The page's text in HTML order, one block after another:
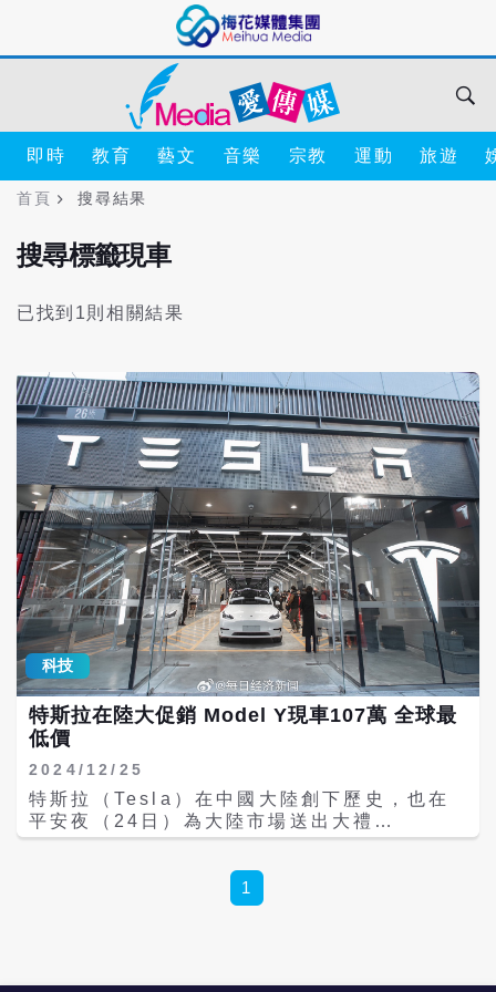
即時 教育 藝文 音樂 宗教 運動 旅遊
首頁 搜尋結果
搜尋標籤現車
已找到1則相關結果
科技
特斯拉在陸大促銷 Model Y現車107萬 全球最
低價
2024/12/25
特斯拉（Tesla）在中國大陸創下歷史，也在
平安夜（24日）為大陸市場送出大禮
──Model Y歷史最低價、全球最低價。 12月
尾款立減」活動政策，選購Model Y現車享尾
款立減10000元（人民幣，下同），該活動截
1